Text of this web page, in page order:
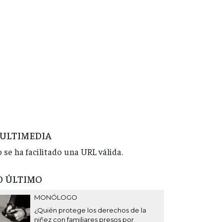
se ha facilitado una URL válida.
ÚLTIMO
MONÓLOGO
¿Quién protege los derechos de la
niñez con familiares presos por